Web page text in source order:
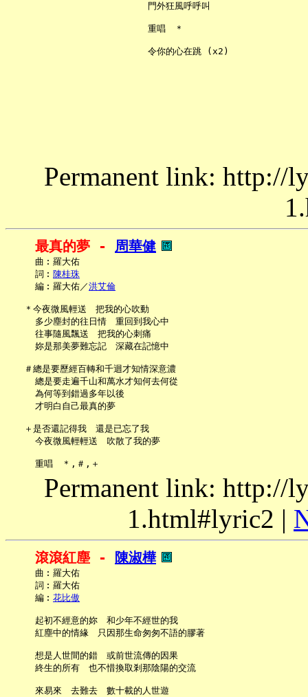
     門外狂風呼呼叫
     重唱　＊
Permanent link: http://
最真的夢 - 周華健
     曲︰羅大佑
     詞︰
陳桂珠
     編︰羅大佑／
洪艾倫
   ＊今夜微風輕送　把我的心吹動
     多少塵封的往日情　重回到我心中
     往事隨風飄送　把我的心刺痛
     妳是那美夢難忘記　深藏在記憶中
   ＃總是要歷經百轉和千迴才知情深意濃
     總是要走遍千山和萬水才知何去何從
     為何等到錯過多年以後
     才明白自己最真的夢
   ＋是否還記得我　還是已忘了我
     今夜微風輕輕送　吹散了我的夢
Permanent link: http://
1.html#lyric2 |
滾滾紅塵 - 陳淑樺
     曲︰羅大佑
     詞︰羅大佑
     編︰
花比傲
     起初不經意的妳　和少年不經世的我
     紅塵中的情緣　只因那生命匆匆不語的膠著
     想是人世間的錯　或前世流傳的因果
     終生的所有　也不惜換取剎那陰陽的交流
     來易來　去難去　數十載的人世遊